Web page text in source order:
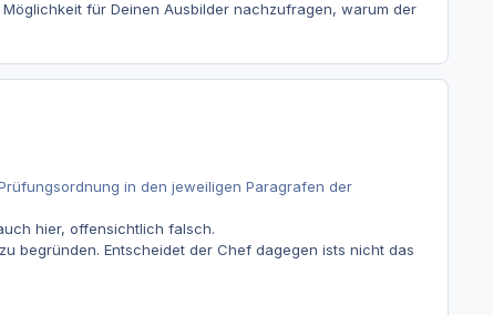
für Deinen Ausbilder nachzufragen, warum der
in den jeweiligen Paragrafen der
hier, offensichtlich falsch.
begründen. Entscheidet der Chef dagegen ists nicht das